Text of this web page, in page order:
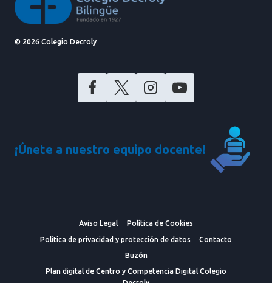
© 2026 Colegio Decroly
¡Únete a nuestro equipo docente!
Aviso Legal Política de Cookies
Política de privacidad y protección de datos Contacto
Buzón
Plan digital de Centro y Competencia Digital Colegio